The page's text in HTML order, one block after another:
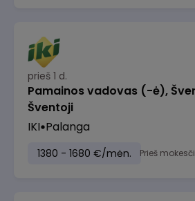
prieš 1 d.
Pamainos vadovas (-ė),
Šventoji
IKI Palanga
1380 - 1680 €/mėn. Prieš